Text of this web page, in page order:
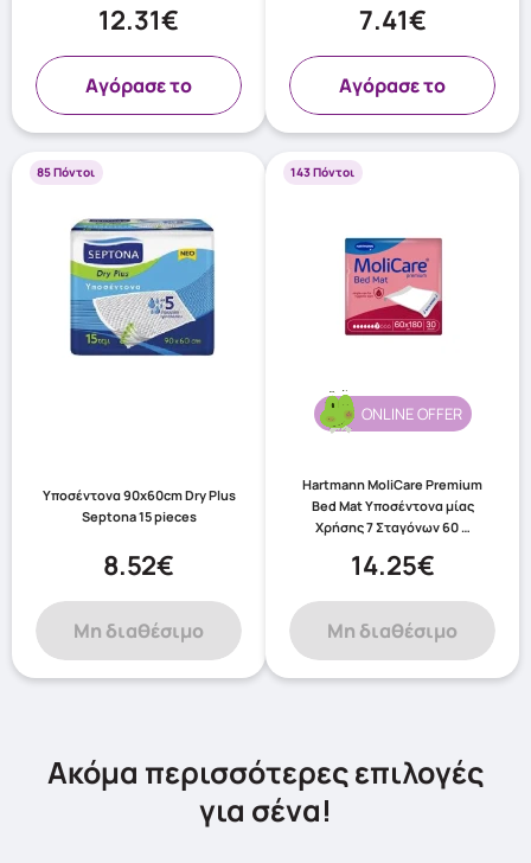
12.31€
Aγόρασε το
7.41€
Aγόρασε το
85 Πόντοι
Υποσέντονα 90x60cm Dry Plus
Septona 15 pieces
8.52€
Μη διαθέσιμο
143 Πόντοι
ONLINE OFFER
Hartmann MoliCare Premium
Bed Mat Υποσέντονα μίας
Χρήσης 7 Σταγόνων 60 …
14.25€
Μη διαθέσιμο
Ακόμα περισσότερες επιλογές
για σένα!